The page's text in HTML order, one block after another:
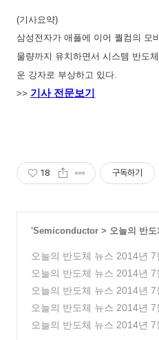
(기사요약)
삼성전자가 애플에 이어 퀄컴의 모
물량까지 유치하면서 시스템 반도
운 강자로 부상하고 있다.
>> 기사 전문보기
18 구독하기
'Semiconductor > 오늘의 반
오늘의 반도체 뉴스 2014년 7
오늘의 반도체 뉴스 2014년 7
오늘의 반도체 뉴스 2014년 7
오늘의 반도체 뉴스 2014년 7
오늘의 반도체 뉴스 2014년 7